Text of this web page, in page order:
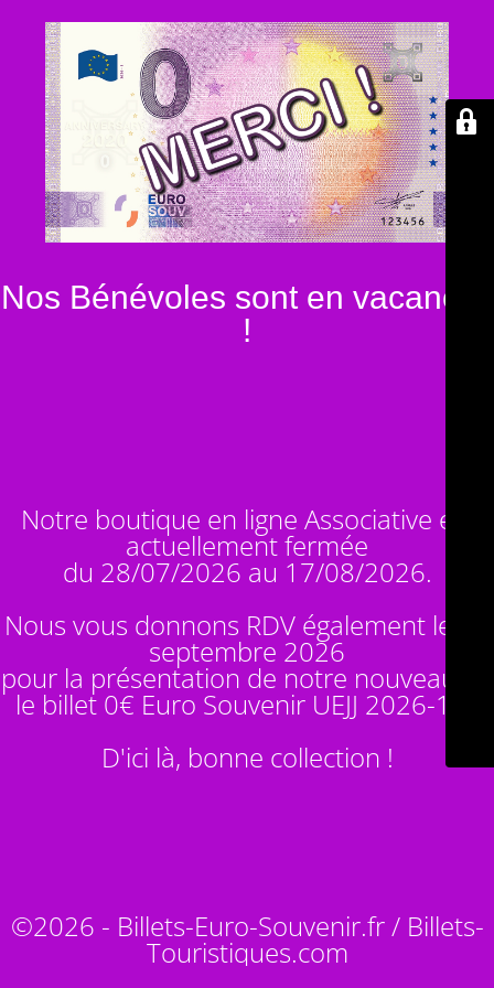
Nos Bénévoles sont en vacances
!
Notre boutique en ligne Associative est
actuellement fermée
du 28/07/2026 au 17/08/2026.
Nous vous donnons RDV également le 14
septembre 2026
pour la présentation de notre nouveauté :
le billet 0€ Euro Souvenir UEJJ 2026-10
D'ici là, bonne collection !
©2026 - Billets-Euro-Souvenir.fr / Billets-
Touristiques.com